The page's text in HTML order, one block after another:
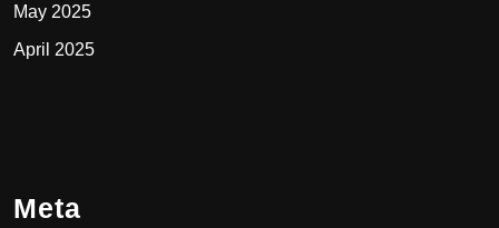
May 2025
April 2025
Meta